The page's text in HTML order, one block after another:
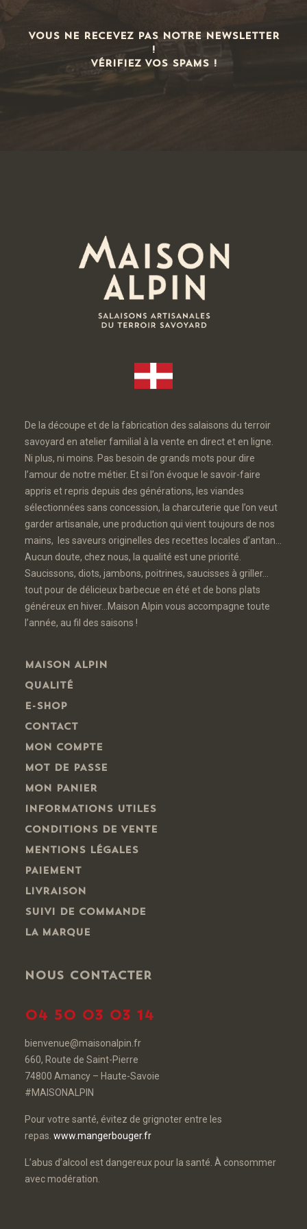
VOUS NE RECEVEZ PAS NOTRE NEWSLETTER
!
VÉRIFIEZ VOS SPAMS !
De la découpe et de la fabrication des salaisons du terroir
savoyard en atelier familial à la vente en direct et en ligne.
Ni plus, ni moins. Pas besoin de grands mots pour dire
l’amour de notre métier. Et si l’on évoque le savoir-faire
appris et repris depuis des générations, les viandes
sélectionnées sans concession, la charcuterie que l’on veut
garder artisanale, une production qui vient toujours de nos
mains, les saveurs originelles des recettes locales d’antan…
Aucun doute, chez nous, la qualité est une priorité.
Saucissons, diots, jambons, poitrines, saucisses à griller…
tout pour de délicieux barbecue en été et de bons plats
généreux en hiver…Maison Alpin vous accompagne toute
l’année, au fil des saisons !
MAISON ALPIN
QUALITÉ
E-SHOP
CONTACT
MON COMPTE
MOT DE PASSE
MON PANIER
INFORMATIONS UTILES
CONDITIONS DE VENTE
MENTIONS LÉGALES
PAIEMENT
LIVRAISON
SUIVI DE COMMANDE
LA MARQUE
NOUS CONTACTER
04 50 03 03 14
bienvenue@maisonalpin.fr
660, Route de Saint-Pierre
74800 Amancy – Haute-Savoie
#MAISONALPIN
Pour votre santé, évitez de grignoter entre les
repas. www.mangerbouger.fr
L’abus d’alcool est dangereux pour la santé. À consommer
avec modération.